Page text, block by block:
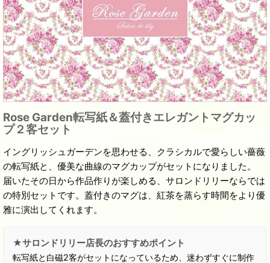
Rose Garden転写紙＆蓋付きエレガントマグカッ
プ２客セット
イングリッシュガーデンを思わせる、クラシカルで愛らしい薔薇
の転写紙と、優美な曲線のマグカップがセットになりました。
届いたその日から作品作りが楽しめる、サロンドリリーならでは
の特別セットです。蓋付きのマグは、紅茶を蒸らす時間をより優
雅に演出してくれます。
★サロンドリリー店長のおすすめポイント
転写紙と白磁2客がセットになっているため、迷わずすぐに制作